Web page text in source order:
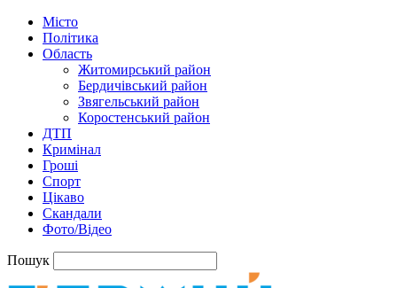
Місто
Політика
Область
Житомирський район
Бердичівський район
Звягельський район
Коростенський район
ДТП
Кримінал
Гроші
Спорт
Цікаво
Скандали
Фото/Відео
Пошук